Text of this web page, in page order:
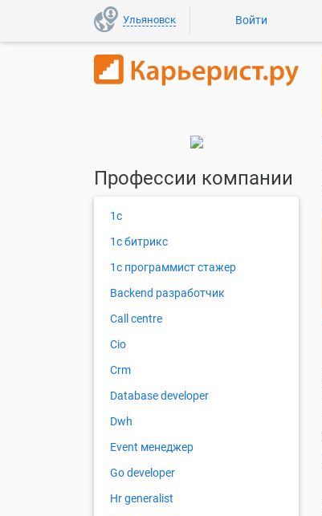
Ульяновск Войти
Профессии компании
1с
1с битрикс
1с программист стажер
Backend разработчик
Call centre
Cio
Crm
Database developer
Dwh
Event менеджер
Go developer
Hr generalist